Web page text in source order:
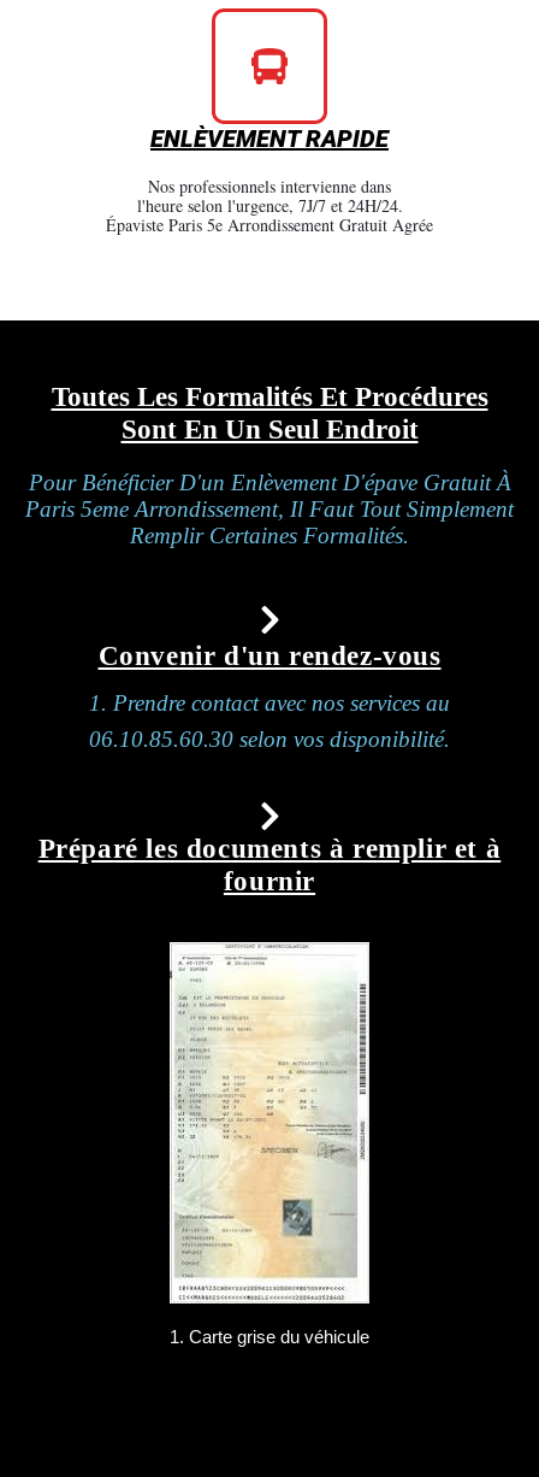
ENLÈVEMENT RAPIDE
Nos professionnels intervienne dans
l'heure selon l'urgence, 7J/7 et 24H/24.
Épaviste Paris 5e Arrondissement Gratuit Agrée
Toutes Les Formalités Et Procédures
Sont En Un Seul Endroit
Pour Bénéficier D'un Enlèvement D'épave Gratuit À
Paris 5eme Arrondissement, Il Faut Tout Simplement
Remplir Certaines Formalités.
Convenir d'un rendez-vous
1. Prendre contact avec nos services au
06.10.85.60.30 selon vos disponibilité.
Préparé les documents à remplir et à
fournir
1. Carte grise du véhicule